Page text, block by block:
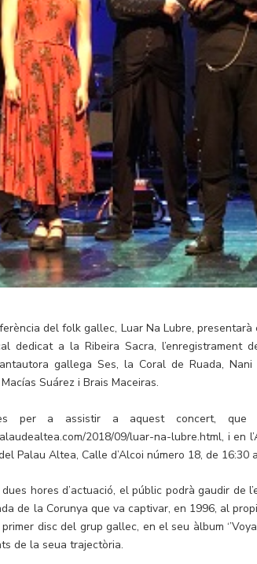
del folk gallec, Luar Na Lubre,
dedicat a la Ribeira Sacra,
gallega Ses, la Coral de Ruada, Nani
Suárez i Brais Maceiras.
per a assistir a aquest concert,
2018/09/luar-na-lubre.html, i en
Palau Altea, Calle d’Alcoi número 18, de 16:30
hores d’actuació, el públic podrà gaudir de
de la Corunya que va captivar, en 1996, al
disc del grup gallec, en el seu àlbum
de la seua trajectòria.